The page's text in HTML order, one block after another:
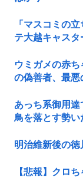
「マスコミの
テ大越キャス
ウミガメの赤
の偽善者、最悪
あっち系御用
鳥を落とす勢
明治維新後の
【悲報】クロ